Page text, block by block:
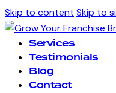
Skip to content Skip to
Services
Testimonials
Blog
Contact